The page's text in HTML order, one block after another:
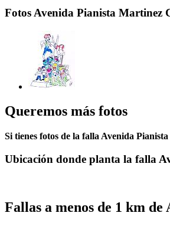
Fotos Avenida Pianista Martinez
Queremos más fotos
Si tienes fotos de la falla Avenida
Ubicación donde planta la falla
Fallas a menos de 1 km